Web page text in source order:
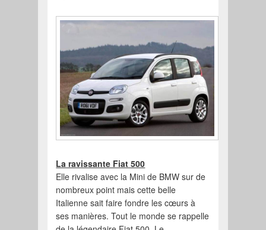
La ravissante Fiat 500
Elle rivalise avec la Mini de BMW sur de
nombreux point mais cette belle
Italienne sait faire fondre les cœurs à
ses manières. Tout le monde se rappelle